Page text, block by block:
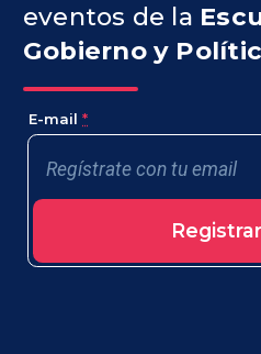
eventos de la
Gobierno y
E-mail *